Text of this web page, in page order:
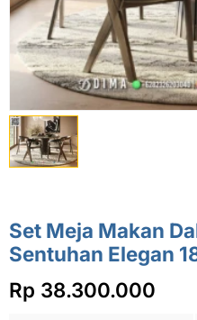
Set Meja Makan
Sentuhan Elegan
Rp 38.300.000